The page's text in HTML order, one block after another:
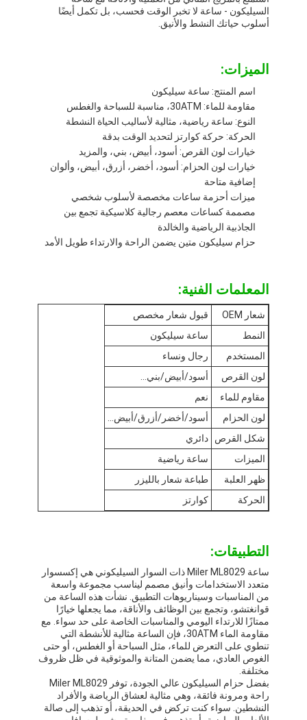
المنزل
حولنا
جولة في المصنع
ضبط الجودة
اتصل بنا
الحالات
ساعة يد كوارتز
ساعة كوارتز بحزام جلدي
ساعة من الفولاذ المقاوم للصدأ
ساعة الحزام السيليكون
ساعة السيدة الكوارز
ساعات الكوارتز للرجال
ساعة كوارز ضوء
ساعة زوجية أنيقة
ساعة معصم للأطفال
أجزاء احتياطية
قطع غيار حزام الساعة
السيليكون - ساعة لا تخبر الوقت فحسب، بل تكمل أيضًا
أسلوب حياتك النشط والأنيق.
الميزات:
اسم المنتج: ساعة سيليكون
مقاومة للماء: 30ATM، مناسبة للسباحة والغطس
النوع: ساعة رياضية، مثالية لأساليب الحياة النشطة
الحركة: حركة كوارتز لتحديد الوقت بدقة
خيارات لون القرص: أسود، أبيض، بني، والمزيد
خيارات لون الحزام: أسود، أخضر، أزرق، أبيض، وألوان
إضافية متاحة
ميزات أحزمة ساعات مخصصة لأسلوب شخصي
مصممة كساعات معصم رجالية كلاسيكية تجمع بين
الجاذبية الرياضية والخالدة
حزام سيليكون متين يضمن الراحة والارتداء طويل الأمد
المعلمات الفنية:
شعار OEM
قبول شعار مخصص
النمط
ساعة سيليكون
المستخدم
رجال ونساء
لون القرص
أسود/أبيض/بني...
مقاوم للماء
نعم
لون الحزام
أسود/أخضر/أزرق/أبيض...
شكل القرص
دائري
الميزات
ساعة رياضية
ظهر العلبة
طباعة شعار بالليزر
الحركة
كوارتز
التطبيقات:
ساعة Miler ML8029 ذات السوار السيليكوني هي إكسسوار
متعدد الاستخدامات وأنيق مصمم ليناسب مجموعة واسعة
من المناسبات وسيناريوهات التطبيق. نشأت هذه الساعة من
قوانغتشو، وتجمع بين الوظائف والأناقة، مما يجعلها خيارًا
ممتازًا للارتداء اليومي والمناسبات الخاصة على حد سواء. مع
مقاومة الماء 30ATM، فإن الساعة مثالية للأنشطة التي
تنطوي على التعرض للماء، مثل السباحة أو الغطس، أو حتى
الغوص العادي، مما يضمن المتانة والموثوقية في ظل ظروف
مختلفة.
بفضل حزام السيليكون عالي الجودة، توفر Miler ML8029
راحة ومرونة فائقة، وهي مثالية لعشاق الرياضة والأفراد
النشطين. سواء كنت تركض في الحديقة، أو تذهب إلى صالة